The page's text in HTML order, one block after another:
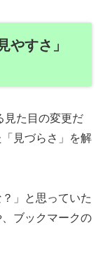
やすさ」
見た目の変更だ
見づらさ」を解
」と思っていた
ブックマークの